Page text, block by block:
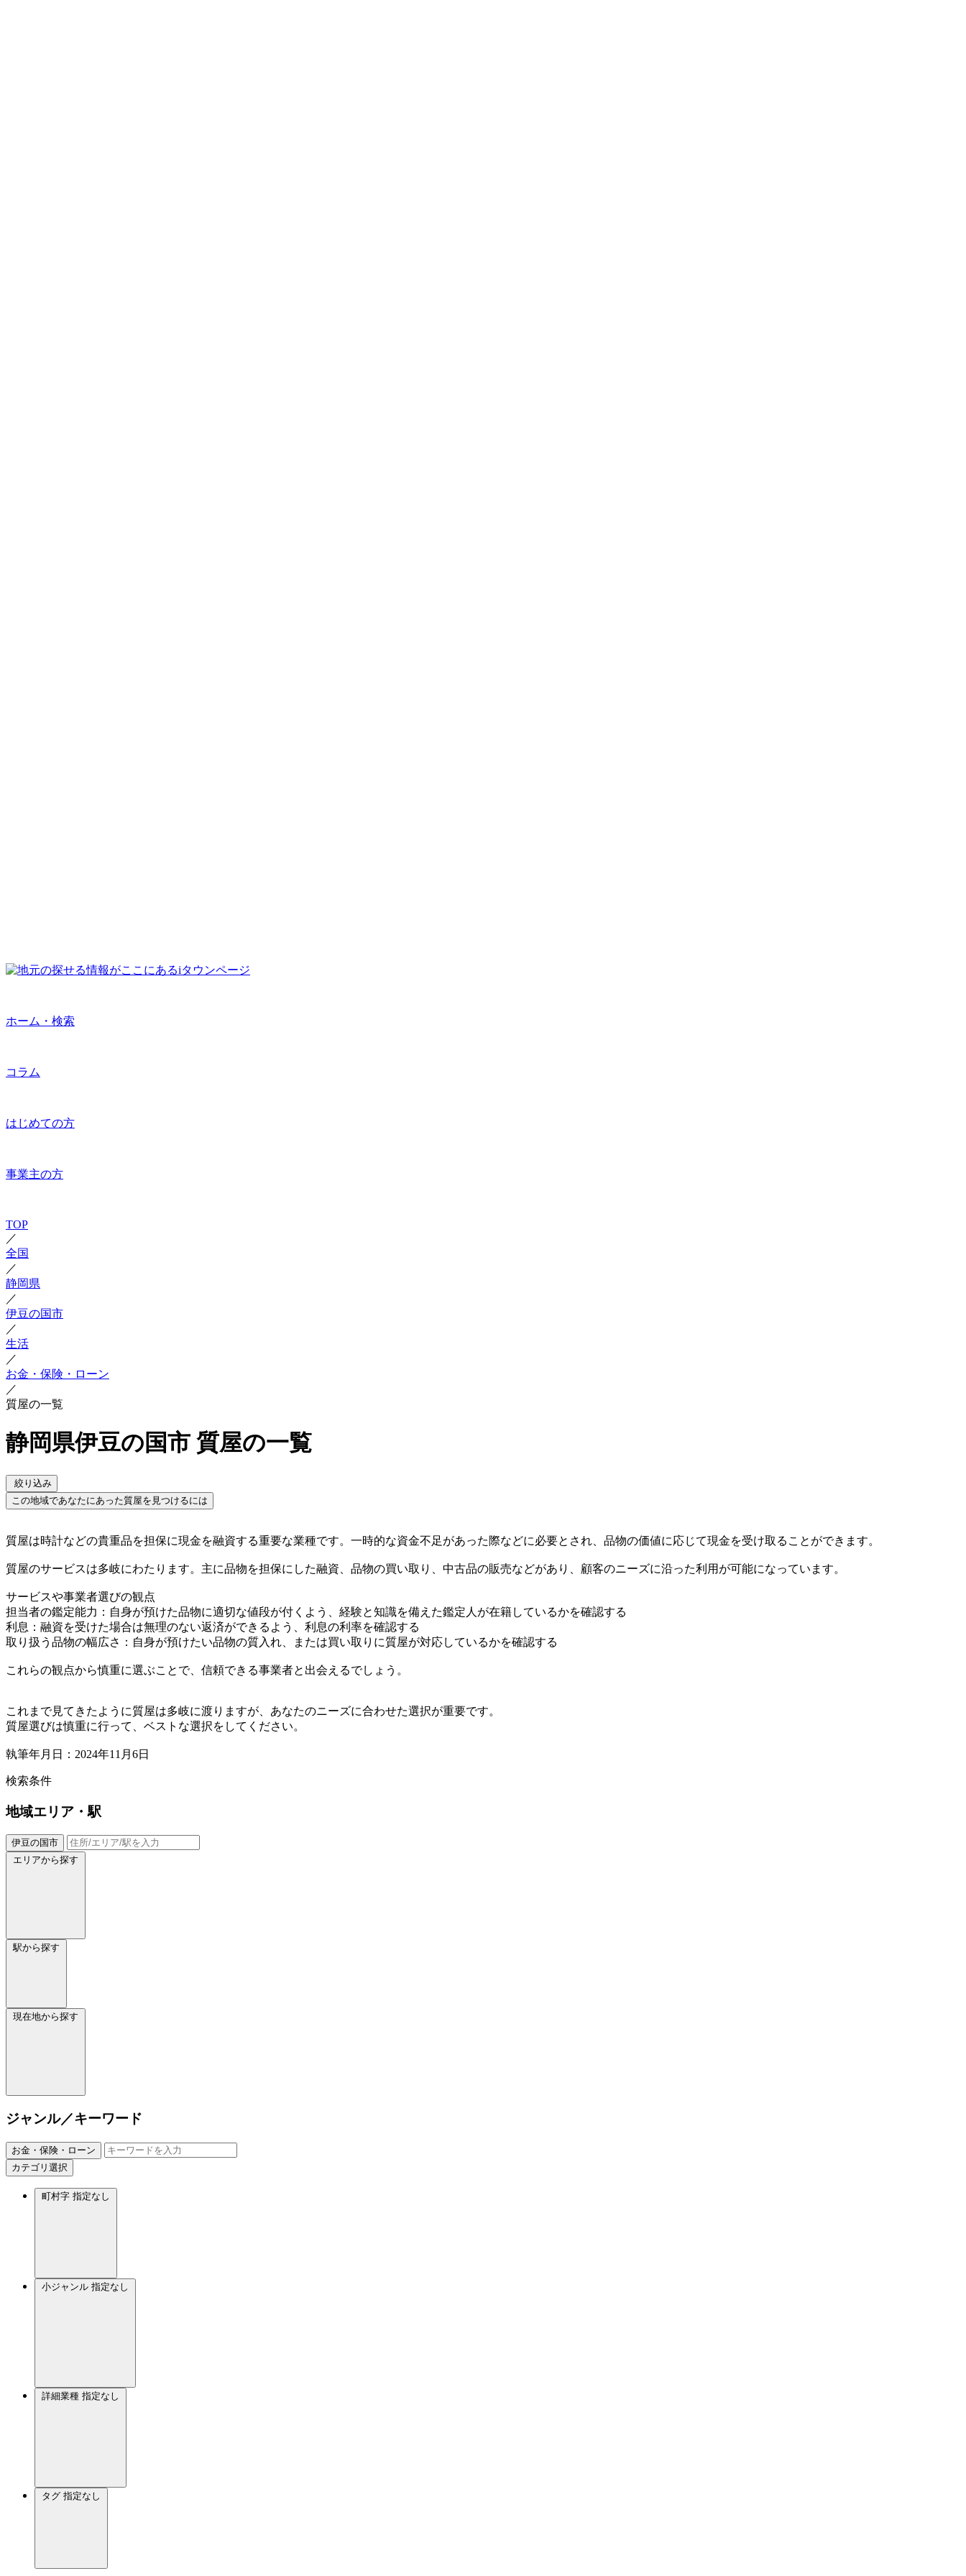
ホーム・検索
コラム
はじめての方
事業主の方
TOP
／
全国
／
静岡県
／
伊豆の国市
／
生活
／
お金・保険・ローン
／
質屋の一覧
静岡県伊豆の国市 質屋の一覧
絞り込み
この地域であなたにあった質屋を見つけるには
質屋は時計などの貴重品を担保に現金を融資する重要な業種です。一時的な資金不足があった際などに必要とされ、品物の価値に応じて現金を受け取ることができます。
質屋のサービスは多岐にわたります。主に品物を担保にした融資、品物の買い取り、中古品の販売などがあり、顧客のニーズに沿った利用が可能になっています。
サービスや事業者選びの観点
担当者の鑑定能力：自身が預けた品物に適切な値段が付くよう、経験と知識を備えた鑑定人が在籍しているかを確認する
利息：融資を受けた場合は無理のない返済ができるよう、利息の利率を確認する
取り扱う品物の幅広さ：自身が預けたい品物の質入れ、または買い取りに質屋が対応しているかを確認する
これらの観点から慎重に選ぶことで、信頼できる事業者と出会えるでしょう。
これまで見てきたように質屋は多岐に渡りますが、あなたのニーズに合わせた選択が重要です。
質屋選びは慎重に行って、ベストな選択をしてください。
執筆年月日：2024年11月6日
検索条件
地域エリア・駅
伊豆の国市
エリアから探す
駅から探す
現在地から探す
ジャンル／キーワード
お金・保険・ローン
カテゴリ選択
町村字 指定なし
小ジャンル 指定なし
詳細業種 指定なし
タグ 指定なし